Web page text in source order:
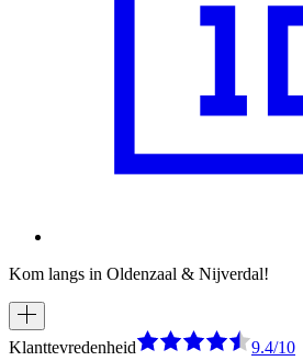
Kom langs in Oldenzaal & Nijverdal!
Klanttevredenheid
9.4/10